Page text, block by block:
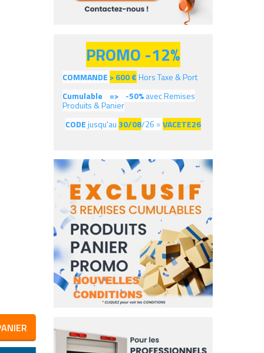
PROMO -12%
COMMANDE > 600€Hors Taxe & Port
Cumulable => -50%avec Remises
Produits & Panier
CODEjusqu'au 30/08/26 =VACETE26